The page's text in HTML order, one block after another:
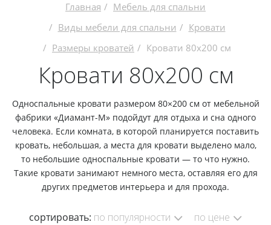
Главная
Мебель для спальни
Виды мебели для спальни
Кровати
Размеры кроватей
Кровати 80x200 см
Кровати 80x200 см
Односпальные кровати размером 80×200 см от мебельной
фабрики «Диамант-М» подойдут для отдыха и сна одного
человека. Если комната, в которой планируется поставить
кровать, небольшая, а места для кровати выделено мало,
то небольшие односпальные кровати — то что нужно.
Такие кровати занимают немного места, оставляя его для
других предметов интерьера и для прохода.
сортировать: по популярности по цене